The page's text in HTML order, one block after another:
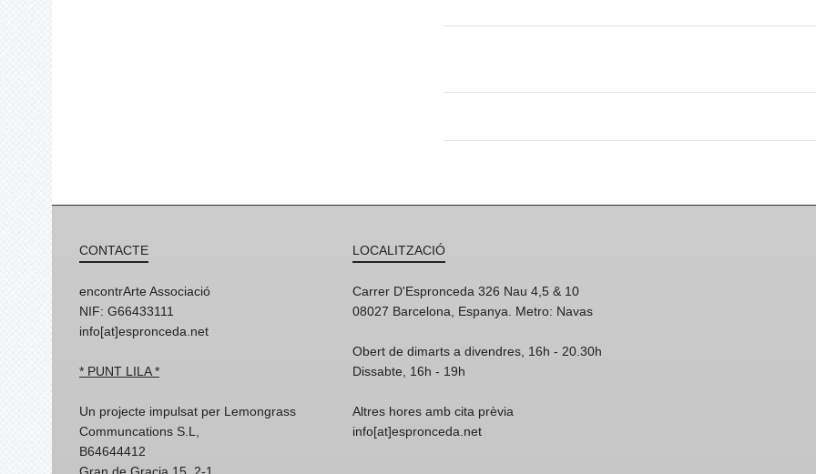
CONTACTE
encontrArte Associació
NIF: G66433111
info[at]espronceda.net
* PUNT LILA *
Un projecte impulsat per Lemongrass
Communcations S.L,
B64644412
Gran de Gracia 15, 2-1
LOCALITZACIÓ
Carrer D'Espronceda 326 Nau 4,5 & 10
08027 Barcelona, Espanya. Metro: Navas
Obert de dimarts a divendres, 16h - 20.30h
Dissabte, 16h - 19h
Altres hores amb cita prèvia
info[at]espronceda.net